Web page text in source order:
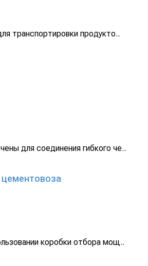
транспортировки продукто..
для соединения гибкого че..
коробки отбора мощ..